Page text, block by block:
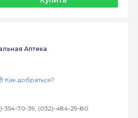
Аптека
Как добраться?
354-70-39, (032)-484-29-80